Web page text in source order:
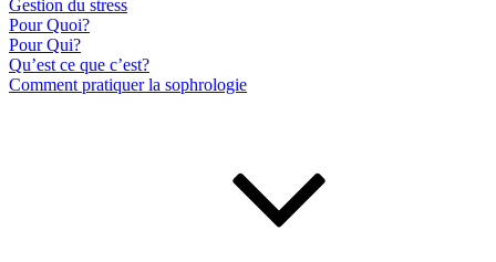
Gestion du stress
Pour Quoi?
Pour Qui?
Qu’est ce que c’est?
Comment pratiquer la sophrologie